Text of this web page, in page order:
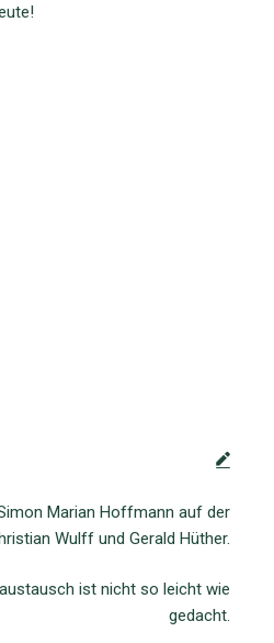
Marian Hoffmann auf der
Wulff und Gerald Hüther.
ist nicht so leicht wie
gedacht.